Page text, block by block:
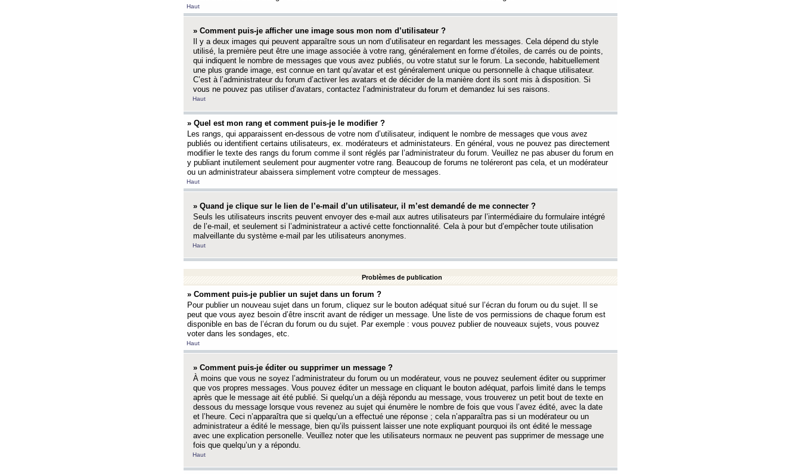
Haut
» Comment puis-je afficher une image sous mon nom d’utilisateur ?
Il y a deux images qui peuvent apparaître sous un nom d’utilisateur en regardant les messages. Cela dépend du style
utilisé, la première peut être une image associée à votre rang, généralement en forme d’étoiles, de carrés ou de points,
qui indiquent le nombre de messages que vous avez publiés, ou votre statut sur le forum. La seconde, habituellement
une plus grande image, est connue en tant qu’avatar et est généralement unique ou personnelle à chaque utilisateur.
C’est à l’administrateur du forum d’activer les avatars et de décider de la manière dont ils sont mis à disposition. Si
vous ne pouvez pas utiliser d’avatars, contactez l’administrateur du forum et demandez lui ses raisons.
Haut
» Quel est mon rang et comment puis-je le modifier ?
Les rangs, qui apparaissent en-dessous de votre nom d’utilisateur, indiquent le nombre de messages que vous avez
publiés ou identifient certains utilisateurs, ex. modérateurs et administateurs. En général, vous ne pouvez pas directement
modifier le texte des rangs du forum comme il sont réglés par l’administrateur du forum. Veuillez ne pas abuser du forum en
y publiant inutilement seulement pour augmenter votre rang. Beaucoup de forums ne toléreront pas cela, et un modérateur
ou un administrateur abaissera simplement votre compteur de messages.
Haut
» Quand je clique sur le lien de l’e-mail d’un utilisateur, il m’est demandé de me connecter ?
Seuls les utilisateurs inscrits peuvent envoyer des e-mail aux autres utilisateurs par l’intermédiaire du formulaire intégré
de l’e-mail, et seulement si l’administrateur a activé cette fonctionnalité. Cela à pour but d’empêcher toute utilisation
malveillante du système e-mail par les utilisateurs anonymes.
Haut
Problèmes de publication
» Comment puis-je publier un sujet dans un forum ?
Pour publier un nouveau sujet dans un forum, cliquez sur le bouton adéquat situé sur l’écran du forum ou du sujet. Il se
peut que vous ayez besoin d’être inscrit avant de rédiger un message. Une liste de vos permissions de chaque forum est
disponible en bas de l’écran du forum ou du sujet. Par exemple : vous pouvez publier de nouveaux sujets, vous pouvez
voter dans les sondages, etc.
Haut
» Comment puis-je éditer ou supprimer un message ?
À moins que vous ne soyez l’administrateur du forum ou un modérateur, vous ne pouvez seulement éditer ou supprimer
que vos propres messages. Vous pouvez éditer un message en cliquant le bouton adéquat, parfois limité dans le temps
après que le message ait été publié. Si quelqu’un a déjà répondu au message, vous trouverez un petit bout de texte en
dessous du message lorsque vous revenez au sujet qui énumère le nombre de fois que vous l’avez édité, avec la date
et l’heure. Ceci n’apparaîtra que si quelqu’un a effectué une réponse ; cela n’apparaîtra pas si un modérateur ou un
administrateur a édité le message, bien qu’ils puissent laisser une note expliquant pourquoi ils ont édité le message
avec une explication personelle. Veuillez noter que les utilisateurs normaux ne peuvent pas supprimer de message une
fois que quelqu’un y a répondu.
Haut